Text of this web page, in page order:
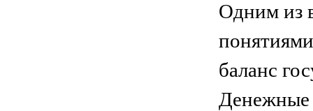
Одним из
баланс
Денежные